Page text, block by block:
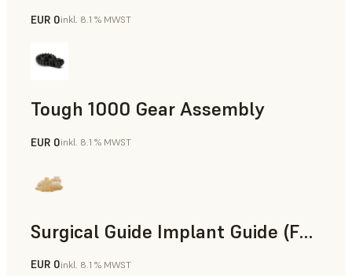
Technik
EUR 0inkl. 8.1 % MWST
Tough 1000 Gear Assembly
Technik
EUR 0inkl. 8.1 % MWST
Surgical Guide Implant Guide (Form 4)
Zahnmedizin
EUR 0inkl. 8.1 % MWST